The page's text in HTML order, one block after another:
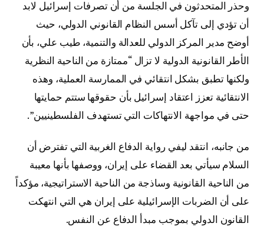
وحذر المتحدثون في الجلسة من أن تصرفات إسرائيل لابد
أن تؤدي إلى تآكل أسس النظام القانوني الدولي، حيث
أوضح مدير المركز الدولي للعدالة والتنمية، طيب علي، بأن
الأطر القانونية الدولية لا تزال “ممتازة من الناحية النظرية
ولكنها تطبق بشكل انتقائي في الممارسة العملية، وهذه
الانتقائية تعزز اعتقاد إسرائيل بأن حقوقها ستتم حمايتها
حتى في مواجهة الانتهاكات التي تستهدف الفلسطينيين”.
من جانبه، انتقد ليفي رواية الدفاع الغربية التي تفترض أن
السلام سيأتي بعد القضاء على إيران، ووصفها بأنها معيبة
من الناحية القانونية وساذجة من الناحية الاستراتيجية، مؤكداً
على أن الضربات الإسرائيلية على إيران هي التي انتهكت
القانون الدولي بموجب مبدأ الدفاع عن النفس.